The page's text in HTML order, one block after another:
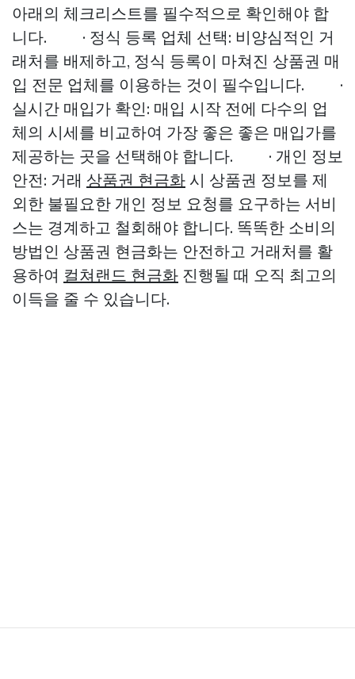
아래의 체크리스트를 필수적으로 확인해야 합
니다. · 정식 등록 업체 선택: 비양심적인 거
래처를 배제하고, 정식 등록이 마쳐진 상품권 매
입 전문 업체를 이용하는 것이 필수입니다. ·
실시간 매입가 확인: 매입 시작 전에 다수의 업
체의 시세를 비교하여 가장 좋은 좋은 매입가를
제공하는 곳을 선택해야 합니다. · 개인 정보
안전: 거래 상품권 현금화 시 상품권 정보를 제
외한 불필요한 개인 정보 요청를 요구하는 서비
스는 경계하고 철회해야 합니다. 똑똑한 소비의
방법인 상품권 현금화는 안전하고 거래처를 활
용하여 컬쳐랜드 현금화 진행될 때 오직 최고의
이득을 줄 수 있습니다.